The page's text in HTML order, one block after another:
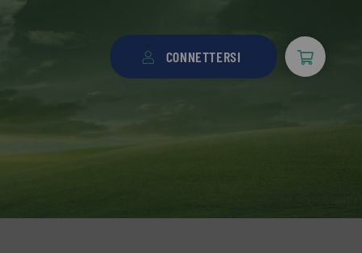
CONNETTERSI